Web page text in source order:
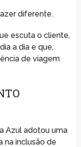
diferente.
escuta o cliente,
a dia e que,
de viagem
Azul adotou uma
na inclusão de